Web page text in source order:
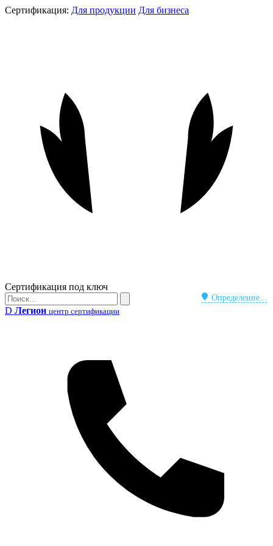
Сертификация: Для продукции Для бизнеса
Бейдж
Сертификация под ключ
Определение...
Поиск
Поиск
D Легион центр сертификации